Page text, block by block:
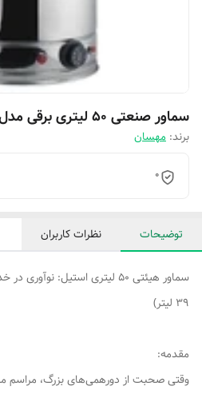
سماور صنعتی 50 لیتری برقی مدل 10128
برند: مهسان
0
توضیحات نظرات کاربران
سماور هیئتی 50 لیتری استیل:
39 لیتر)
مقدمه:
وقتی صحبت از دورهمی‌های بزرگ، مراسم